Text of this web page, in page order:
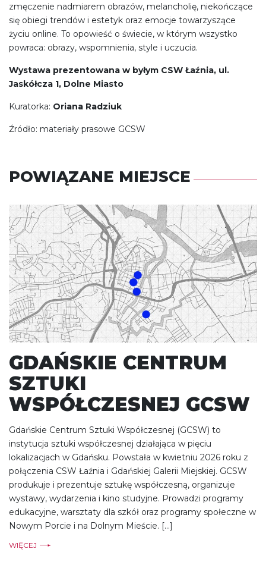
zmęczenie nadmiarem obrazów, melancholię, niekończące
się obiegi trendów i estetyk oraz emocje towarzyszące
życiu online. To opowieść o świecie, w którym wszystko
powraca: obrazy, wspomnienia, style i uczucia.
Wystawa prezentowana w byłym CSW Łaźnia, ul.
Jaskółcza 1, Dolne Miasto
Kuratorka: Oriana Radziuk
Źródło: materiały prasowe GCSW
POWIĄZANE MIEJSCE
GDAŃSKIE CENTRUM
SZTUKI
WSPÓŁCZESNEJ GCSW
Gdańskie Centrum Sztuki Współczesnej (GCSW) to
instytucja sztuki współczesnej działająca w pięciu
lokalizacjach w Gdańsku. Powstała w kwietniu 2026 roku z
połączenia CSW Łaźnia i Gdańskiej Galerii Miejskiej. GCSW
produkuje i prezentuje sztukę współczesną, organizuje
wystawy, wydarzenia i kino studyjne. Prowadzi programy
edukacyjne, warsztaty dla szkół oraz programy społeczne w
Nowym Porcie i na Dolnym Mieście. […]
WIĘCEJ